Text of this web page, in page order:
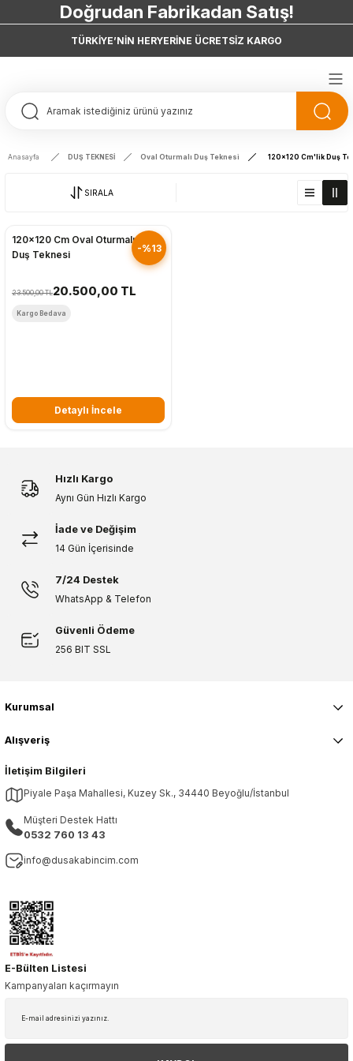
Doğrudan Fabrikadan Satış!
7 Taksit 0 Vade Farkı
Doğrudan Fabrikadan Satış!
TÜRKİYE’NİN HERYERİNE ÜCRETSİZ KARGO
Anasayfa DUŞ TEKNESİ Oval Oturmalı Duş Teknesi 120x120 Cm'lik Duş
SIRALA
-%13
120x120 Cm Oval Oturmalı
Duş Teknesi
23.500,00 TL20.500,00 TL
Kargo Bedava
Detaylı İncele
Hızlı Kargo
Aynı Gün Hızlı Kargo
İade ve Değişim
14 Gün İçerisinde
7/24 Destek
WhatsApp & Telefon
Güvenli Ödeme
256 BIT SSL
İletişim Bilgileri
Piyale Paşa Mahallesi, Kuzey Sk., 34440 Beyoğlu/İstanbul
Müşteri Destek Hattı
0532 760 13 43
info@dusakabincim.com
Kurumsal
Alışveriş
E-Bülten Listesi
Kampanyaları kaçırmayın